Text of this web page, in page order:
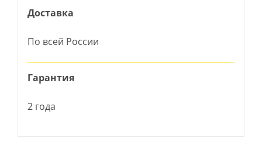
Доставка
По всей России
Гарантия
2 года